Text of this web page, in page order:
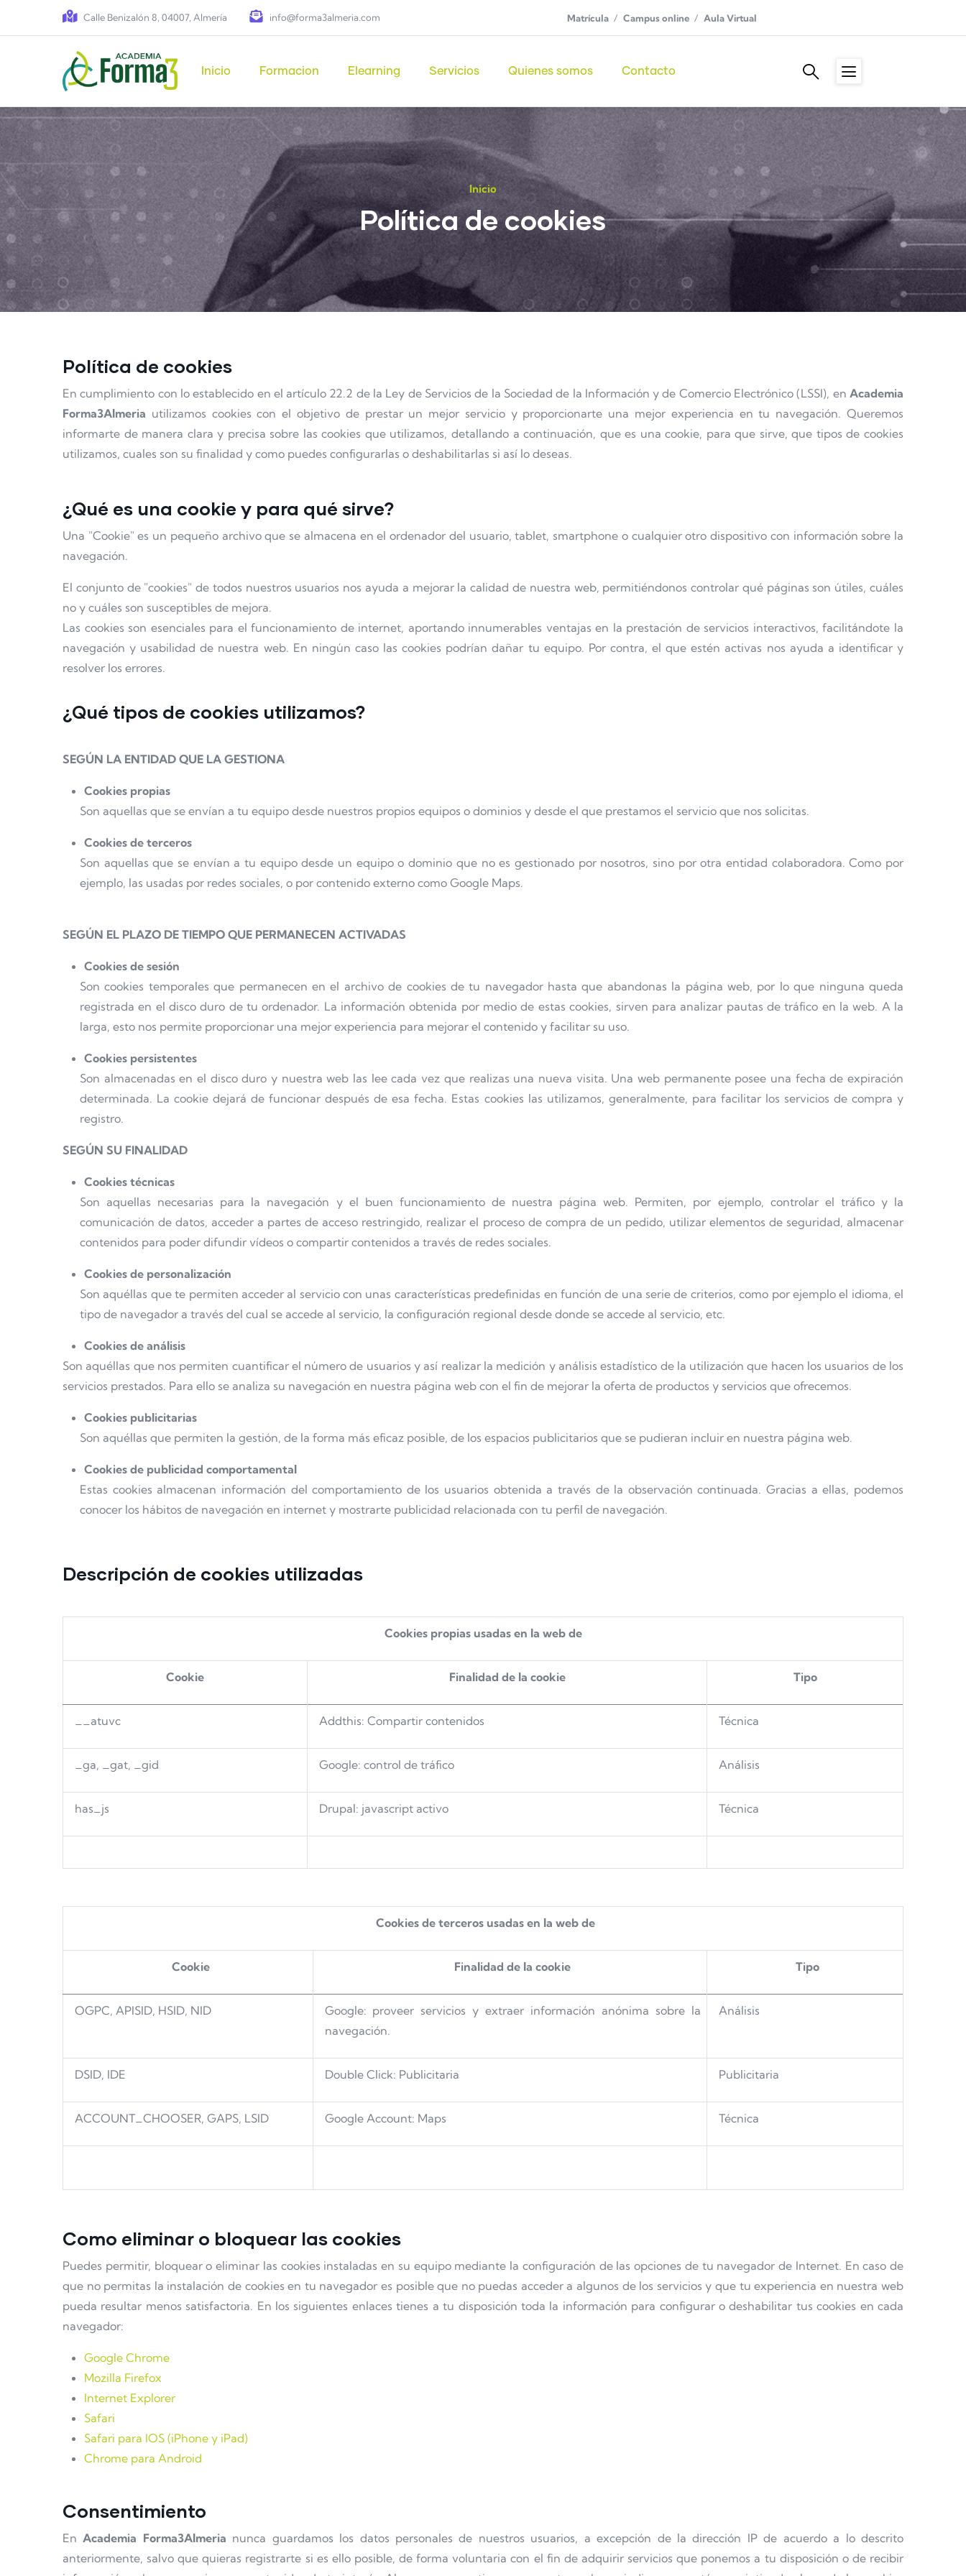
Pasar al contenido principal
Calle Benizalón 8, 04007, Almería info@forma3almeria.com Matrícula Campus online Aula Virtual
Inicio Formacion Elearning Servicios Quienes somos Contacto
Inicio
Política de cookies
Política de cookies
En cumplimiento con lo establecido en el artículo 22.2 de la Ley de Servicios de la Sociedad de la Información y de Comercio Electrónico (LSSI), en Academia
Forma3Almeria utilizamos cookies con el objetivo de prestar un mejor servicio y proporcionarte una mejor experiencia en tu navegación. Queremos
informarte de manera clara y precisa sobre las cookies que utilizamos, detallando a continuación, que es una cookie, para que sirve, que tipos de cookies
utilizamos, cuales son su finalidad y como puedes configurarlas o deshabilitarlas si así lo deseas.
¿Qué es una cookie y para qué sirve?
Una "Cookie" es un pequeño archivo que se almacena en el ordenador del usuario, tablet, smartphone o cualquier otro dispositivo con información sobre la
navegación.
El conjunto de "cookies" de todos nuestros usuarios nos ayuda a mejorar la calidad de nuestra web, permitiéndonos controlar qué páginas son útiles, cuáles
no y cuáles son susceptibles de mejora.
Las cookies son esenciales para el funcionamiento de internet, aportando innumerables ventajas en la prestación de servicios interactivos, facilitándote la
navegación y usabilidad de nuestra web. En ningún caso las cookies podrían dañar tu equipo. Por contra, el que estén activas nos ayuda a identificar y
resolver los errores.
¿Qué tipos de cookies utilizamos?
SEGÚN LA ENTIDAD QUE LA GESTIONA
Cookies propias
Son aquellas que se envían a tu equipo desde nuestros propios equipos o dominios y desde el que prestamos el servicio que nos solicitas.
Cookies de terceros
Son aquellas que se envían a tu equipo desde un equipo o dominio que no es gestionado por nosotros, sino por otra entidad colaboradora. Como por
ejemplo, las usadas por redes sociales, o por contenido externo como Google Maps.
SEGÚN EL PLAZO DE TIEMPO QUE PERMANECEN ACTIVADAS
Cookies de sesión
Son cookies temporales que permanecen en el archivo de cookies de tu navegador hasta que abandonas la página web, por lo que ninguna queda
registrada en el disco duro de tu ordenador. La información obtenida por medio de estas cookies, sirven para analizar pautas de tráfico en la web. A la
larga, esto nos permite proporcionar una mejor experiencia para mejorar el contenido y facilitar su uso.
Cookies persistentes
Son almacenadas en el disco duro y nuestra web las lee cada vez que realizas una nueva visita. Una web permanente posee una fecha de expiración
determinada. La cookie dejará de funcionar después de esa fecha. Estas cookies las utilizamos, generalmente, para facilitar los servicios de compra y
registro.
SEGÚN SU FINALIDAD
Cookies técnicas
Son aquellas necesarias para la navegación y el buen funcionamiento de nuestra página web. Permiten, por ejemplo, controlar el tráfico y la
comunicación de datos, acceder a partes de acceso restringido, realizar el proceso de compra de un pedido, utilizar elementos de seguridad, almacenar
contenidos para poder difundir vídeos o compartir contenidos a través de redes sociales.
Cookies de personalización
Son aquéllas que te permiten acceder al servicio con unas características predefinidas en función de una serie de criterios, como por ejemplo el idioma, el
tipo de navegador a través del cual se accede al servicio, la configuración regional desde donde se accede al servicio, etc.
Cookies de análisis
Son aquéllas que nos permiten cuantificar el número de usuarios y así realizar la medición y análisis estadístico de la utilización que hacen los usuarios de los
servicios prestados. Para ello se analiza su navegación en nuestra página web con el fin de mejorar la oferta de productos y servicios que ofrecemos.
Cookies publicitarias
Son aquéllas que permiten la gestión, de la forma más eficaz posible, de los espacios publicitarios que se pudieran incluir en nuestra página web.
Cookies de publicidad comportamental
Estas cookies almacenan información del comportamiento de los usuarios obtenida a través de la observación continuada. Gracias a ellas, podemos
conocer los hábitos de navegación en internet y mostrarte publicidad relacionada con tu perfil de navegación.
Descripción de cookies utilizadas
Cookies propias usadas en la web de
Cookie Finalidad de la cookie Tipo
__atuvc Addthis: Compartir contenidos Técnica
_ga, _gat, _gid Google: control de tráfico Análisis
has_js Drupal: javascript activo Técnica
Cookies de terceros usadas en la web de
Cookie Finalidad de la cookie Tipo
OGPC, APISID, HSID, NID
Google: proveer servicios y extraer información anónima sobre la
navegación.
Análisis
DSID, IDE Double Click: Publicitaria Publicitaria
ACCOUNT_CHOOSER, GAPS, LSID Google Account: Maps Técnica
Como eliminar o bloquear las cookies
Puedes permitir, bloquear o eliminar las cookies instaladas en su equipo mediante la configuración de las opciones de tu navegador de Internet. En caso de
que no permitas la instalación de cookies en tu navegador es posible que no puedas acceder a algunos de los servicios y que tu experiencia en nuestra web
pueda resultar menos satisfactoria. En los siguientes enlaces tienes a tu disposición toda la información para configurar o deshabilitar tus cookies en cada
navegador:
Google Chrome
Mozilla Firefox
Internet Explorer
Safari
Safari para IOS (iPhone y iPad)
Chrome para Android
Consentimiento
EnAcademia Forma3Almeria nunca guardamos los datos personales de nuestros usuarios, a excepción de la dirección IP de acuerdo a lo descrito
anteriormente, salvo que quieras registrarte si es ello posible, de forma voluntaria con el fin de adquirir servicios que ponemos a tu disposición o de recibir